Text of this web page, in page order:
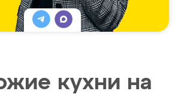
кухни на